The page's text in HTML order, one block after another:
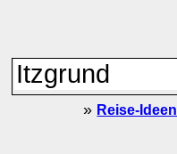
» Reise-Ideen